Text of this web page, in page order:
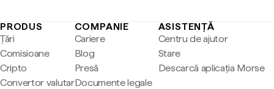
PRODUS
Țări
Comisioane
Cripto
Convertor valutar
COMPANIE
Cariere
Blog
Presă
Documente legale
ASISTENȚĂ
Centru de ajutor
Stare
Descarcă aplicația Morse